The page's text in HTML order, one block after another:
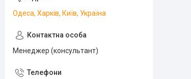
Одеса, Харків, Київ, Україна
Менеджер (консультант)